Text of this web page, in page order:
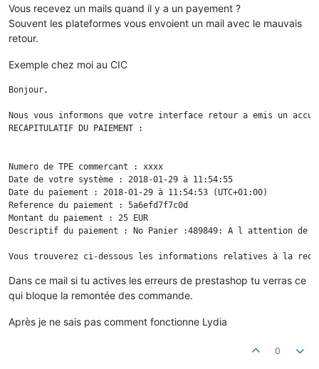
Vous recevez un mails quand il y a un payement ?
Souvent les plateformes vous envoient un mail avec le mauvais
retour.
Exemple chez moi au CIC
Bonjour,
Nous vous informons que votre interface retour a emis un
RECAPITULATIF DU PAIEMENT :
Numero de TPE commercant : xxxx
Date de votre système : 2018-01-29 à 11:54:55
Date du paiement : 2018-01-29 à 11:54:53 (UTC+01:00)
Reference du paiement : 5a6efd7f7c0d
Montant du paiement : 25 EUR
Descriptif du paiement : No Panier :489849: A l attention de
Vous trouverez ci-dessous les informations relatives à la
NB : Un accuse de reception invalide n'a aucune incidence
Methode retenue : POST
Dans ce mail si tu actives les erreurs de prestashop tu verras ce
qui bloque la remontée des commande.
Après je ne sais pas comment fonctionne Lydia
0